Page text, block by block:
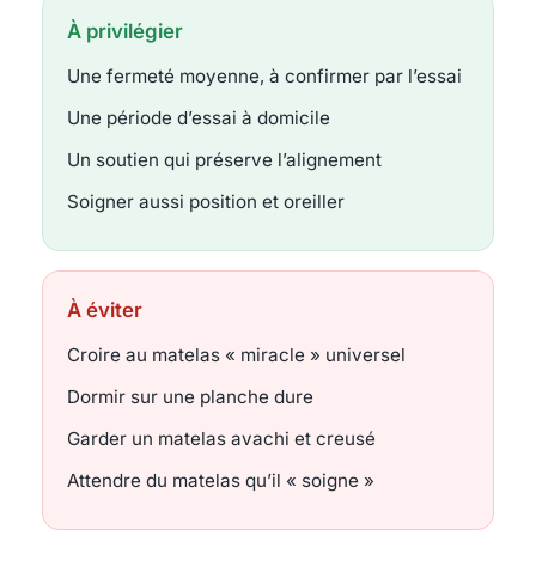
À privilégier
Une fermeté moyenne, à confirmer par l’essai
Une période d’essai à domicile
Un soutien qui préserve l’alignement
Soigner aussi position et oreiller
À éviter
Croire au matelas « miracle » universel
Dormir sur une planche dure
Garder un matelas avachi et creusé
Attendre du matelas qu’il « soigne »